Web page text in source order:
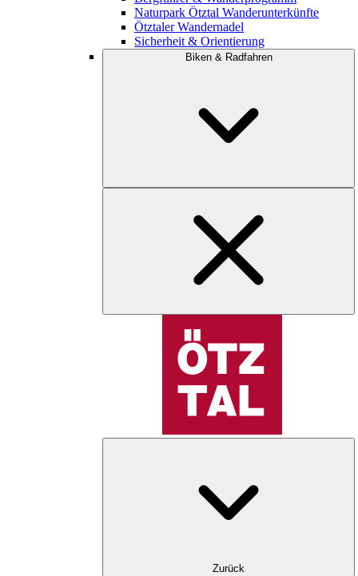
Naturpark Ötztal Wanderunterkünfte
Ötztaler Wandernadel
Sicherheit & Orientierung
Biken & Radfahren
Zurück